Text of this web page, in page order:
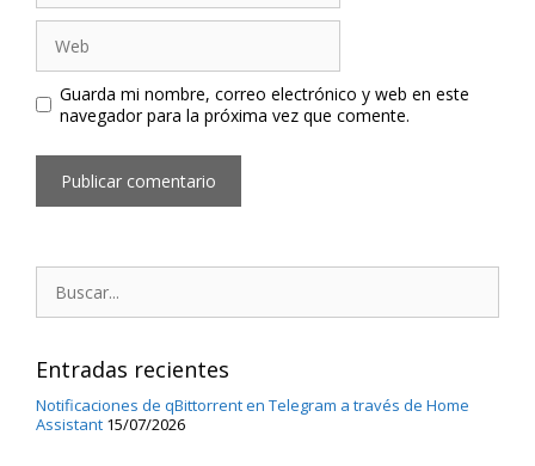
Web
Guarda mi nombre, correo electrónico y web en este
navegador para la próxima vez que comente.
Buscar:
Entradas recientes
Notificaciones de qBittorrent en Telegram a través de Home
Assistant 15/07/2026